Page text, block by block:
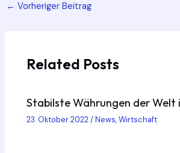
Post
← Vorheriger Beitrag
Related Posts
Stabilste Währungen der Welt
23. Oktober 2022/News,Wirtschaft